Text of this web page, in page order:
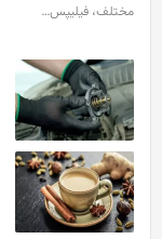
مختلف، فیلیپس…